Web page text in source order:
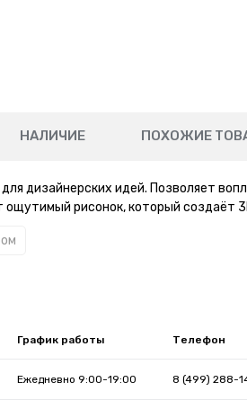
НАЛИЧИЕ ПОХОЖИЕ
дизайнерских идей. Позволяет
ощутимый рисонок, который создаёт
График работы Телефон
Ежедневно 9:00-19:00 8 (499) 288-